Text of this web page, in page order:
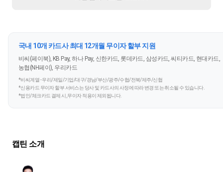
국내 10개 카드사 최대 12개월 무이자 할부 지원
비씨(페이북), KB Pay, 하나 Pay, 신한카드, 롯데카드, 삼성카드, 씨티카드, 현대카드,
농협(NH페이), 우리카드
*비씨계열 - 우리/제일/기업/대구/경남/부산/광주/수협/전북/제주/신협
*신용카드 무이자 할부 서비스는 당사 및 카드사의 사정에 따라 변경 또는 취소될 수 있습니다.
*법인/체크카드 결제 시, 무이자 적용이 제외됩니다.
캡틴 소개